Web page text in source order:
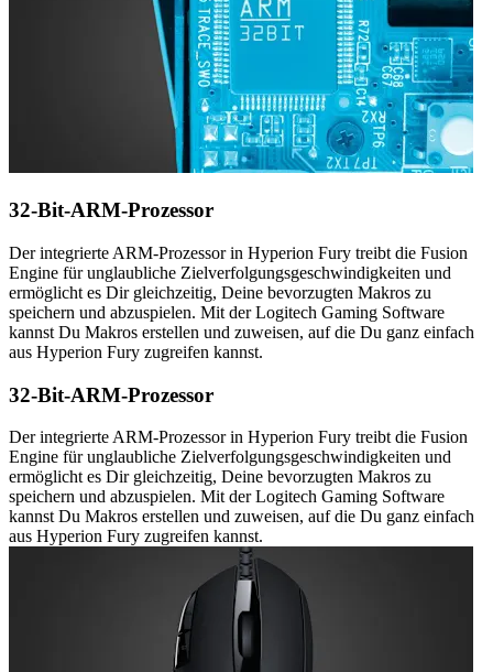
32-Bit-ARM-Prozessor
Der integrierte ARM-Prozessor in Hyperion Fury treibt die Fusion
Engine für unglaubliche Zielverfolgungsgeschwindigkeiten und
ermöglicht es Dir gleichzeitig, Deine bevorzugten Makros zu
speichern und abzuspielen. Mit der Logitech Gaming Software
kannst Du Makros erstellen und zuweisen, auf die Du ganz einfach
aus Hyperion Fury zugreifen kannst.
32-Bit-ARM-Prozessor
Der integrierte ARM-Prozessor in Hyperion Fury treibt die Fusion
Engine für unglaubliche Zielverfolgungsgeschwindigkeiten und
ermöglicht es Dir gleichzeitig, Deine bevorzugten Makros zu
speichern und abzuspielen. Mit der Logitech Gaming Software
kannst Du Makros erstellen und zuweisen, auf die Du ganz einfach
aus Hyperion Fury zugreifen kannst.